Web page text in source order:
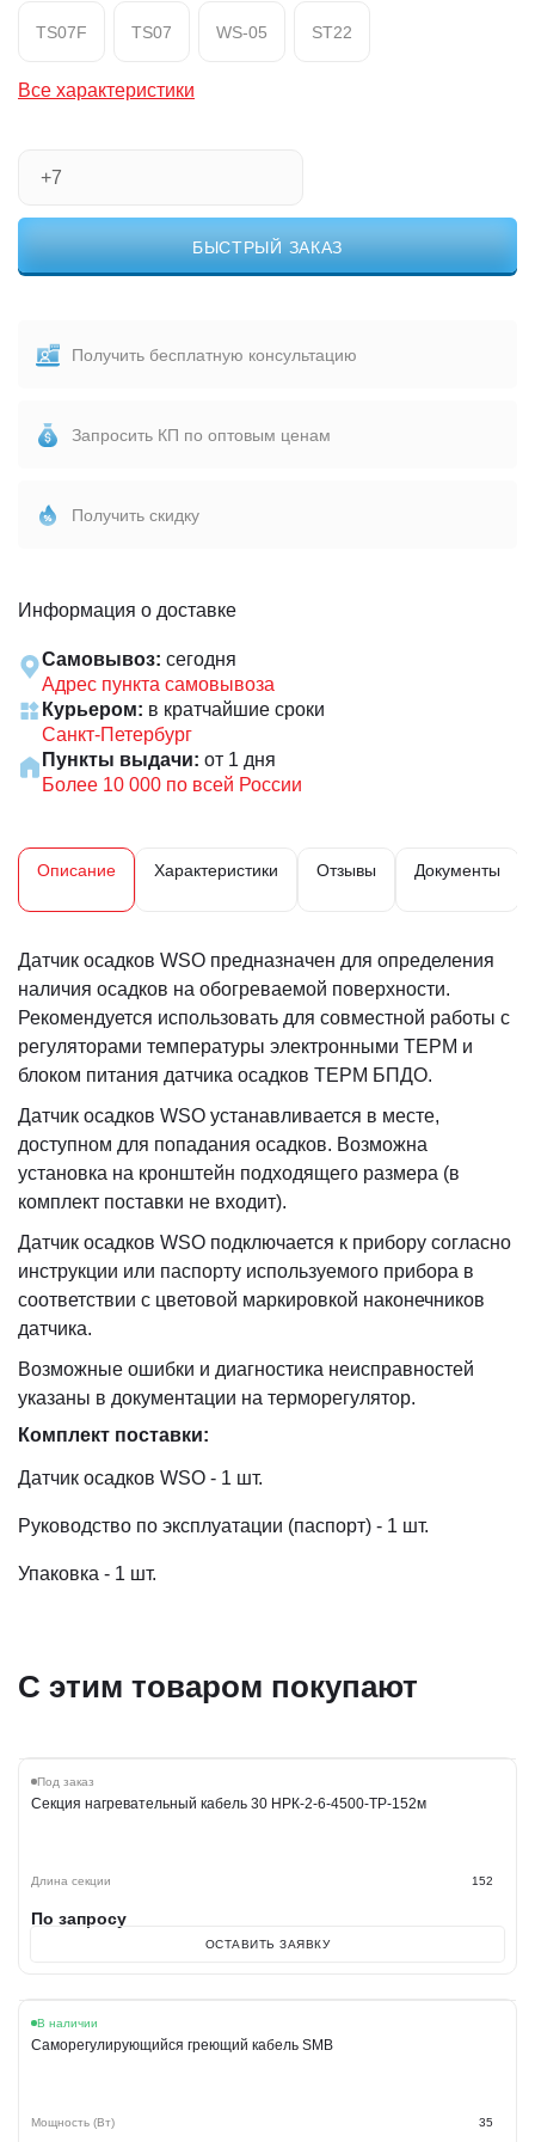
TS07F TS07 WS-05 ST22
Все характеристики
БЫСТРЫЙ ЗАКАЗ
Получить бесплатную консультацию
Запросить КП по оптовым ценам
Получить скидку
Информация о доставке
Самовывоз: сегодня
Адрес пункта самовывоза
Курьером: в кратчайшие сроки
Санкт-Петербург
Пункты выдачи: от 1 дня
Более 10 000 по всей России
Описание Характеристики Отзывы Документы
Датчик осадков WSO предназначен для определения
наличия осадков на обогреваемой поверхности.
Рекомендуется использовать для совместной работы с
регуляторами температуры электронными ТЕРМ и
блоком питания датчика осадков ТЕРМ БПДО.
Датчик осадков WSO устанавливается в месте,
доступном для попадания осадков. Возможна
установка на кронштейн подходящего размера (в
комплект поставки не входит).
Датчик осадков WSO подключается к прибору согласно
инструкции или паспорту используемого прибора в
соответствии с цветовой маркировкой наконечников
датчика.
Возможные ошибки и диагностика неисправностей
указаны в документации на терморегулятор.
Комплект поставки:
Датчик осадков WSO - 1 шт.
Руководство по эксплуатации (паспорт) - 1 шт.
Упаковка - 1 шт.
С этим товаром покупают
Под заказ
Секция нагревательный кабель 30 НРК-2-6-4500-ТР-152м
Длина секции 152
По запросу
ОСТАВИТЬ ЗАЯВКУ
Хит
В наличии
Саморегулирующийся греющий кабель SMB
Мощность (Вт) 35